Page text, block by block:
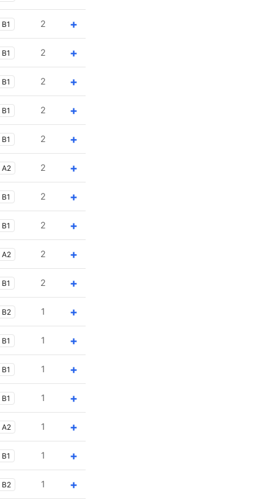
B1 2 +
B1 2 +
B1 2 +
B1 2 +
B1 2 +
A2 2 +
B1 2 +
B1 2 +
A2 2 +
B1 2 +
B2 1 +
B1 1 +
B1 1 +
B1 1 +
A2 1 +
B1 1 +
B2 1 +